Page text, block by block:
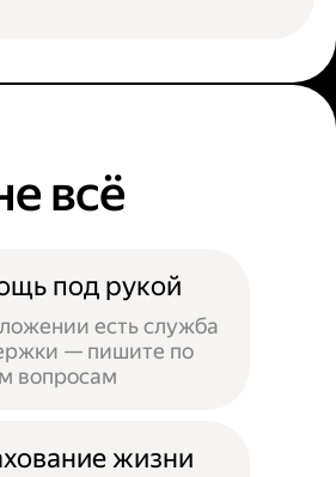
всё
под рукой
есть служба
— пишите по
вопросам
жизни